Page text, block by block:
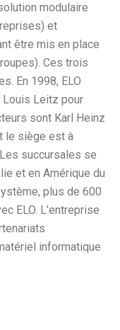
modulaire
et
être mis en place
Ces trois
En 1998, ELO
Louis Leitz pour
sont Karl Heinz
le siège est à
succursales se
et en Amérique du
plus de 600
ELO. L’entreprise
informatique